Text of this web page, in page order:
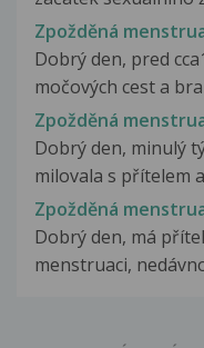
Zpožděná
Dobrý den, pred
močových cest a
Zpožděná
Dobrý den, minulý
milovala s přítelem
Zpožděná
Dobrý den, má
menstruaci,